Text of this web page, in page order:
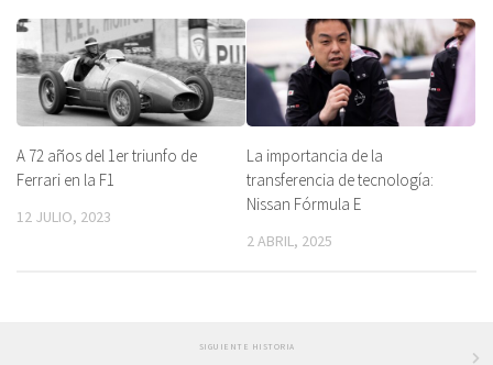
A 72 años del 1er triunfo de
Ferrari en la F1
12 JULIO, 2023
La importancia de la
transferencia de tecnología:
Nissan Fórmula E
2 ABRIL, 2025
SIGUIENTE HISTORIA